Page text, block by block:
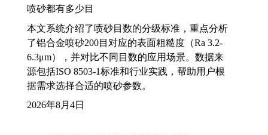
喷砂都有多少目
本文系统介绍了喷砂目数的分级标准，重点分析
了铝合金喷砂200目对应的表面粗糙度（Ra 3.2-
6.3μm），并对比不同目数的应用场景。数据来
源包括ISO 8503-1标准和行业实践，帮助用户根
据需求选择合适的喷砂参数。
2026年8月4日